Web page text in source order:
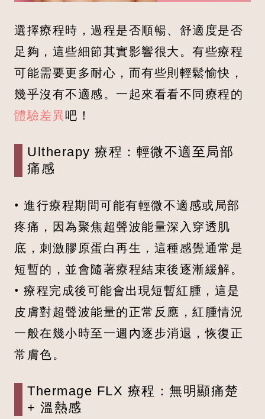
選擇療程時，過程是否順暢、舒適度是否
足夠，這些細節其實影響很大。有些療程
可能需要更多耐心，而有些則輕鬆愉快，
幾乎沒有不適感。一起來看看不同療程的
體驗差異吧！
Ultherapy 療程：輕微不適至局部
痛感
• 進行療程期間可能有輕微不適感或局部
疼痛，因為聚焦超聲波能量深入穿透肌
底，刺激膠原蛋白再生，這種感覺通常是
短暫的，並會隨著療程結束後逐漸緩解。
• 療程完成後可能會出現短暫紅腫，這是
皮膚對超聲波能量的正常反應，紅腫情況
一般在幾小時至一週內逐步消退，恢復正
常膚色。
Thermage FLX 療程：無明顯痛楚
+ 溫熱感